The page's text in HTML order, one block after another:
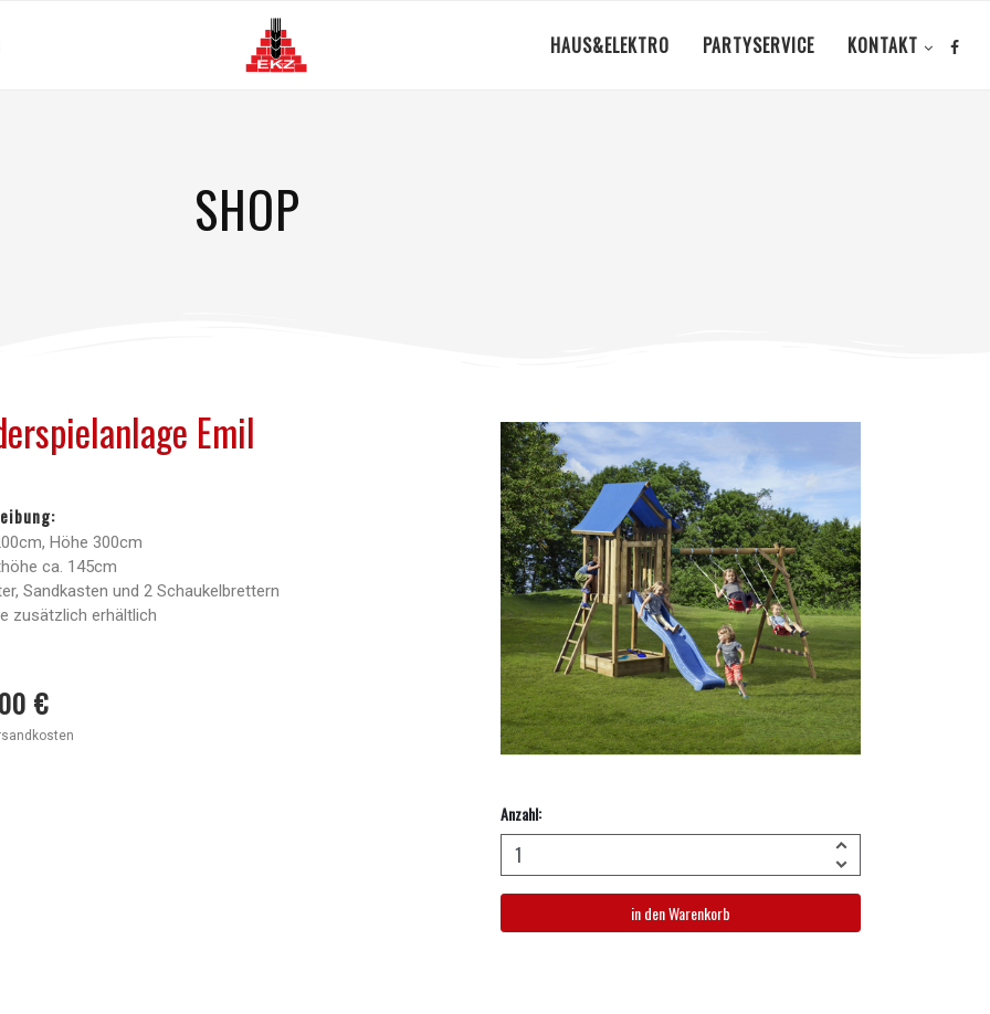
HAUS&ELEKTRO PARTYSERVICE KONTAKT
SHOP
Emil
Höhe 300cm
ca. 145cm
Sandkasten und 2 Schaukelbrettern
zusätzlich erhältlich
€
Anzahl:
in den Warenkorb